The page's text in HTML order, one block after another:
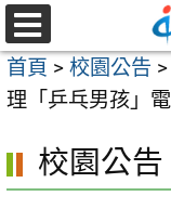
跳
至
主
要
容
選
單
首頁 > 校園公告 >
理「乒乓男孩」
校園公告